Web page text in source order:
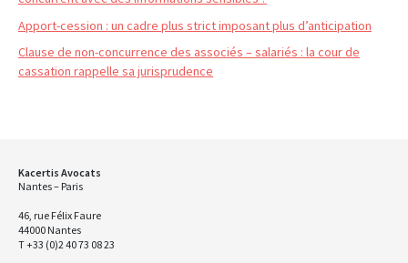
Apport-cession : un cadre plus strict imposant plus d’anticipation
Clause de non-concurrence des associés – salariés : la cour de
cassation rappelle sa jurisprudence
Kacertis Avocats
Nantes – Paris
46, rue Félix Faure
44000 Nantes
T +33 (0)2 40 73 08 23